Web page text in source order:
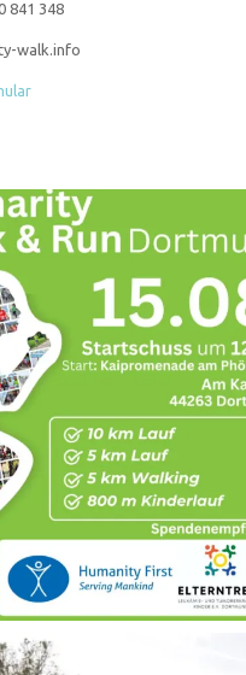
841 348
walk.info